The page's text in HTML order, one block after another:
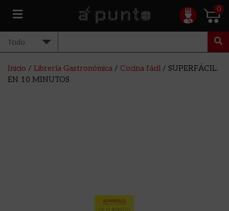
0
Inicio / Librería Gastronómica / Cocina fácil / SUPERFÁCIL.
EN 10 MINUTOS